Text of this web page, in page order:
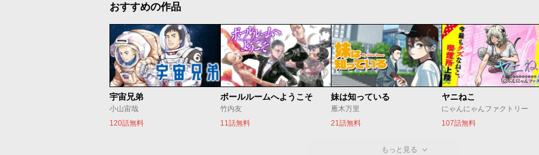
おすすめの作品
宇宙兄弟
小山宙哉
120話無料
ボールルームへようこそ
竹内友
11話無料
妹は知っている
雁木万里
21話無料
ヤニねこ
にゃんにゃんファクトリー
107話無料
もっと見る